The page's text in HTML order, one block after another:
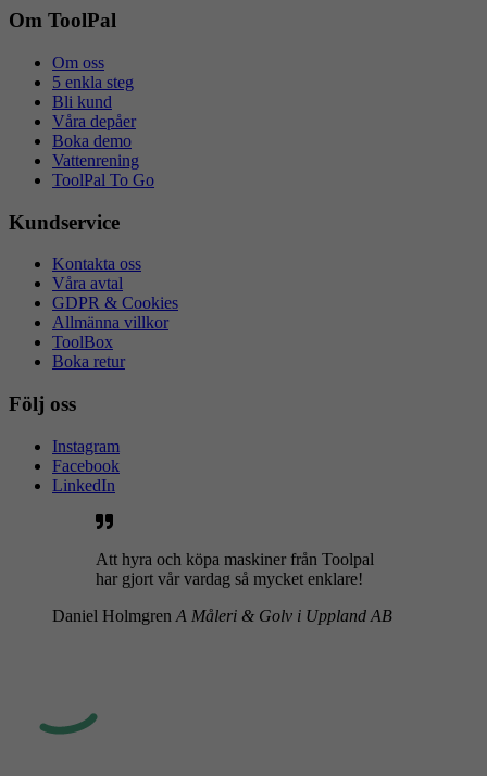
Om ToolPal
Om oss
5 enkla steg
Bli kund
Våra depåer
Boka demo
Vattenrening
ToolPal To Go
Kundservice
Kontakta oss
Våra avtal
GDPR & Cookies
Allmänna villkor
ToolBox
Boka retur
Följ oss
Instagram
Facebook
LinkedIn
Att hyra och köpa maskiner från Toolpal
har gjort vår vardag så mycket enklare!
Daniel Holmgren A Måleri & Golv i Uppland AB